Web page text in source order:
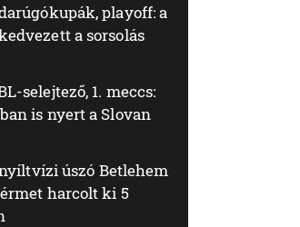
playoff: a
a sorsolás
selejtező, 1. meccs:
is nyert a Slovan
úszó Betlehem
harcolt ki 5